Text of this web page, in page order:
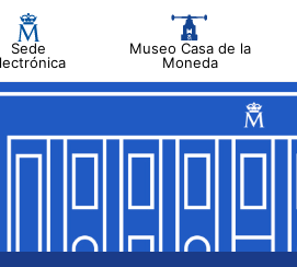
Sede
Museo Casa de la
Moneda